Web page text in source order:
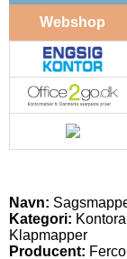
Webshop
Navn:
Kategori:
Klapmapper
Producent: Ferco